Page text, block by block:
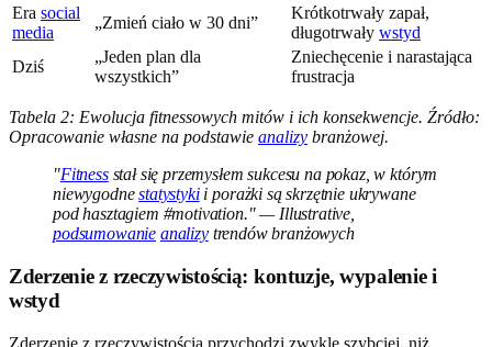
Era social
media
„Zmień ciało w 30 dni”
Krótkotrwały zapał,
długotrwały wstyd
Dziś
„Jeden plan dla
wszystkich”
Zniechęcenie i narastająca
frustracja
Tabela 2: Ewolucja fitnessowych mitów i ich konsekwencje. Źródło:
Opracowanie własne na podstawie analizy branżowej.
"Fitnessstał się przemysłem sukcesu na pokaz, w którym
niewygodnestatystykii porażki są skrzętnie ukrywane
pod hasztagiem #motivation." — Illustrative,
podsumowanie analizytrendów branżowych
Zderzenie z rzeczywistością: kontuzje, wypalenie i
wstyd
Zderzenie z rzeczywistością przychodzi zwykle szybciej, niż